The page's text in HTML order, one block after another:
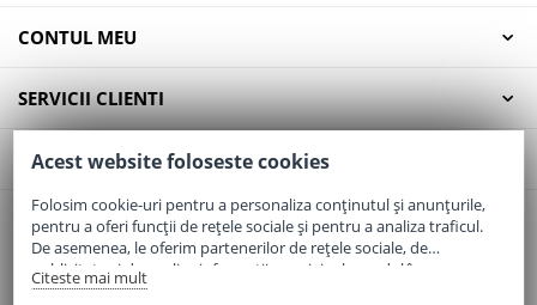
CONTUL MEU
SERVICII CLIENTI
CONTACT
Email:office@elaptepraf.ro
Telefon:0745-964-449
Adresa:Sos. Borsului, Nr. 20, Oradea, Jud. Bihor
Acest website foloseste cookies
Folosim cookie-uri pentru a personaliza conținutul și anunțurile,
pentru a oferi funcții de rețele sociale și pentru a analiza traficul.
De asemenea, le oferim partenerilor de rețele sociale, de
publicitate și de analize informații cu privire la modul în care
folosiți site-ul nostru. Aceștia le pot combina cu alte informații
Citeste mai mult